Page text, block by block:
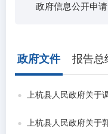
县第十八批高校...
上杭县2026年度动
政府信息公开申请
政府文件 报告总
上杭县人民政府关于
上杭县人民政府关于